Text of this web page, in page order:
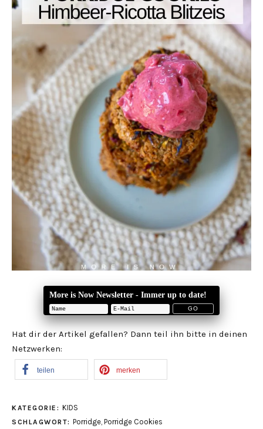
More is Now Newsletter - Immer up to date!
Hat dir der Artikel gefallen? Dann teil ihn bitte in deinen
Netzwerken:
teilen merken
KATEGORIE: KIDS
SCHLAGWORT: Porridge Porridge Cookies